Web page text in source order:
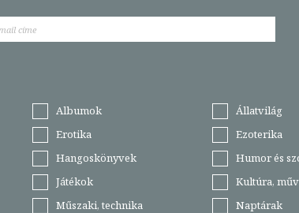
Albumok
Állatvilág
Erotika
Ezoterika
Hangoskönyvek
Humor és
Játékok
Kultúra,
Műszaki, technika
Naptárak